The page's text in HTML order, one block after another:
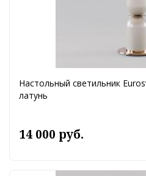
Настольный светильник
латунь
14 000 руб.